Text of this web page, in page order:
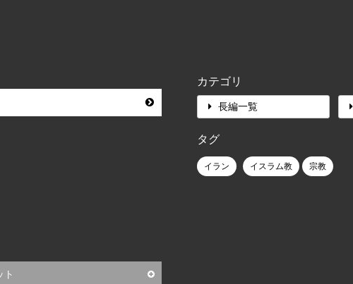
ト
カテゴリ
長編一覧
タグ
イラン イスラム教 宗教